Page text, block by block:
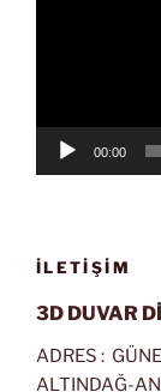
00:00
İLETIŞIM
3D DUVAR
ADRES :
ALTINDAĞ-